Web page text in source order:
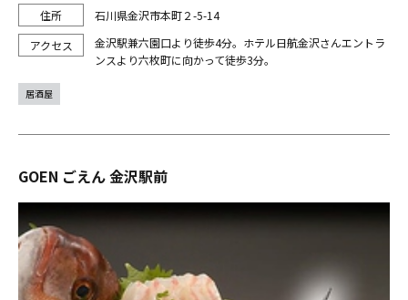
石川県金沢市本町２-5-14
金沢駅兼六園口より徒歩4分。ホテル日航金沢さんエントラ
ンスより六枚町に向かって徒歩3分。
居酒屋
GOEN ごえん 金沢駅前